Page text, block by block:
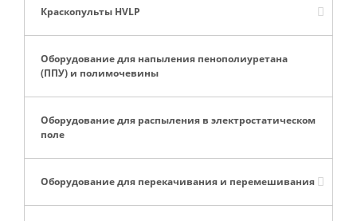
Краскопульты HVLP
Оборудование для напыления пенополиуретана
(ППУ) и полимочевины
Оборудование для распыления в электростатическом
поле
Оборудование для перекачивания и перемешивания